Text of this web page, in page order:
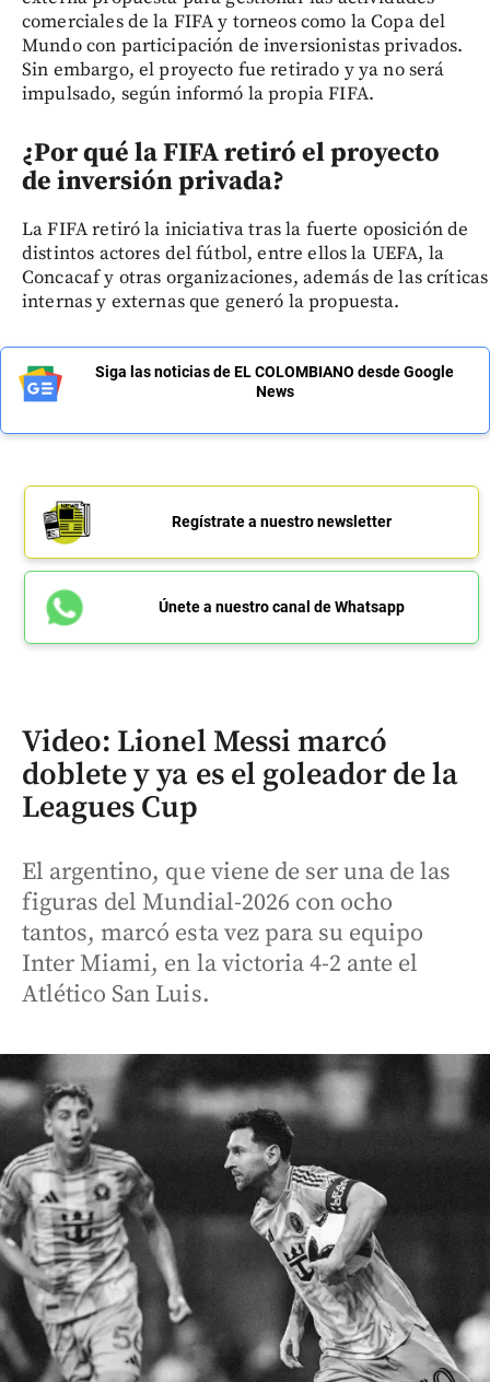
comerciales de la FIFA y torneos como la Copa del
Mundo con participación de inversionistas privados.
Sin embargo, el proyecto fue retirado y ya no será
impulsado, según informó la propia FIFA.
¿Por qué la FIFA retiró el proyecto
de inversión privada?
La FIFA retiró la iniciativa tras la fuerte oposición de
distintos actores del fútbol, entre ellos la UEFA, la
Concacaf y otras organizaciones, además de las críticas
internas y externas que generó la propuesta.
Siga las noticias de EL COLOMBIANO desde Google
News
Regístrate a nuestro newsletter
Únete a nuestro canal de Whatsapp
Video: Lionel Messi marcó
doblete y ya es el goleador de la
Leagues Cup
El argentino, que viene de ser una de las
figuras del Mundial-2026 con ocho
tantos, marcó esta vez para su equipo
Inter Miami, en la victoria 4-2 ante el
Atlético San Luis.